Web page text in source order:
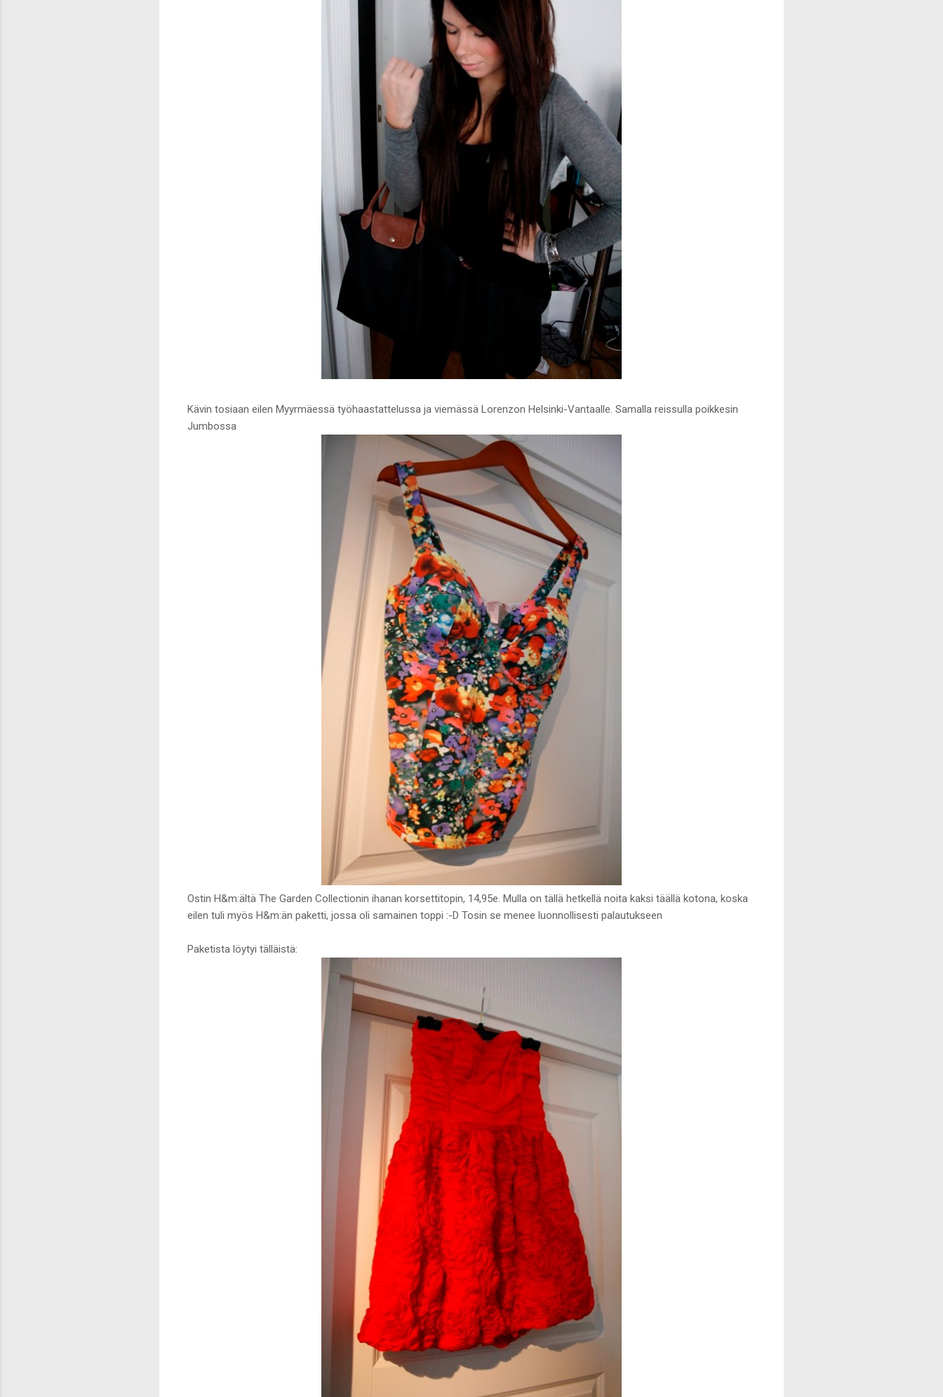
Kävin tosiaan eilen Myyrmäessä työhaastattelussa ja viemässä Lorenzon Helsinki-Vantaalle. Samalla reissulla poikkesin
Jumbossa
Ostin H&m:ältä The Garden Collectionin ihanan korsettitopin, 14,95e. Mulla on tällä hetkellä noita kaksi täällä kotona, koska
eilen tuli myös H&m:än paketti, jossa oli samainen toppi :-D Tosin se menee luonnollisesti palautukseen
Paketista löytyi tälläistä: